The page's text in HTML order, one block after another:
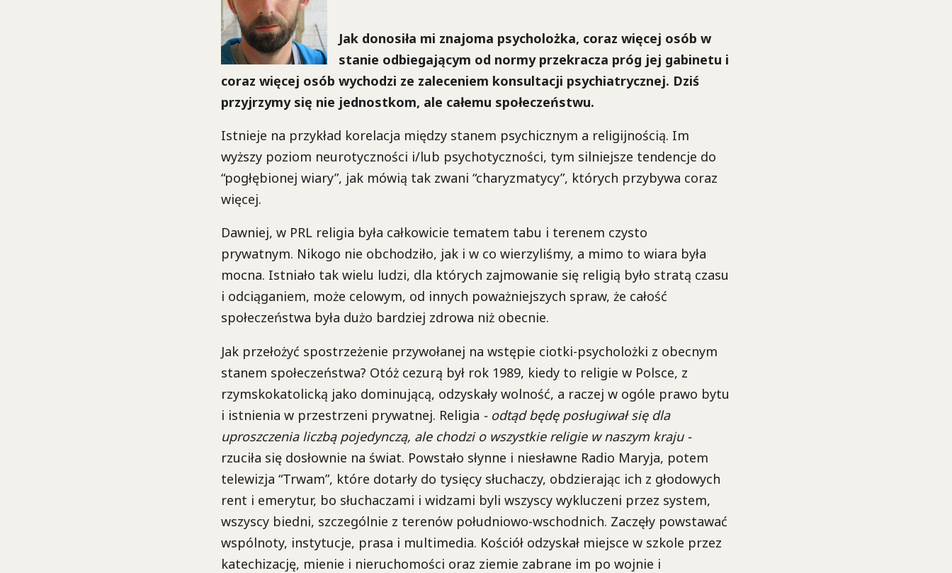
Jak donosiła mi znajoma psycholożka, coraz więcej osób w
stanie odbiegającym od normy przekracza próg jej gabinetu i
coraz więcej osób wychodzi ze zaleceniem konsultacji psychiatrycznej. Dziś
przyjrzymy się nie jednostkom, ale całemu społeczeństwu.
Istnieje na przykład korelacja między stanem psychicznym a religijnością. Im
wyższy poziom neurotyczności i/lub psychotyczności, tym silniejsze tendencje do
“pogłębionej wiary”, jak mówią tak zwani “charyzmatycy”, których przybywa coraz
więcej.
Dawniej, w PRL religia była całkowicie tematem tabu i terenem czysto
prywatnym. Nikogo nie obchodziło, jak i w co wierzyliśmy, a mimo to wiara była
mocna. Istniało tak wielu ludzi, dla których zajmowanie się religią było stratą czasu
i odciąganiem, może celowym, od innych poważniejszych spraw, że całość
społeczeństwa była dużo bardziej zdrowa niż obecnie.
Jak przełożyć spostrzeżenie przywołanej na wstępie ciotki-psycholożki z obecnym
stanem społeczeństwa? Otóż cezurą był rok 1989, kiedy to religie w Polsce, z
rzymskokatolicką jako dominującą, odzyskały wolność, a raczej w ogóle prawo bytu
i istnienia w przestrzeni prywatnej. Religia - odtąd będę posługiwał się dla
uproszczenia liczbą pojedynczą, ale chodzi o wszystkie religie w naszym kraju -
rzuciła się dosłownie na świat. Powstało słynne i niesławne Radio Maryja, potem
telewizja “Trwam”, które dotarły do tysięcy słuchaczy, obdzierając ich z głodowych
rent i emerytur, bo słuchaczami i widzami byli wszyscy wykluczeni przez system,
wszyscy biedni, szczególnie z terenów południowo-wschodnich. Zaczęły powstawać
wspólnoty, instytucje, prasa i multimedia. Kościół odzyskał miejsce w szkole przez
katechizację, mienie i nieruchomości oraz ziemie zabrane im po wojnie i